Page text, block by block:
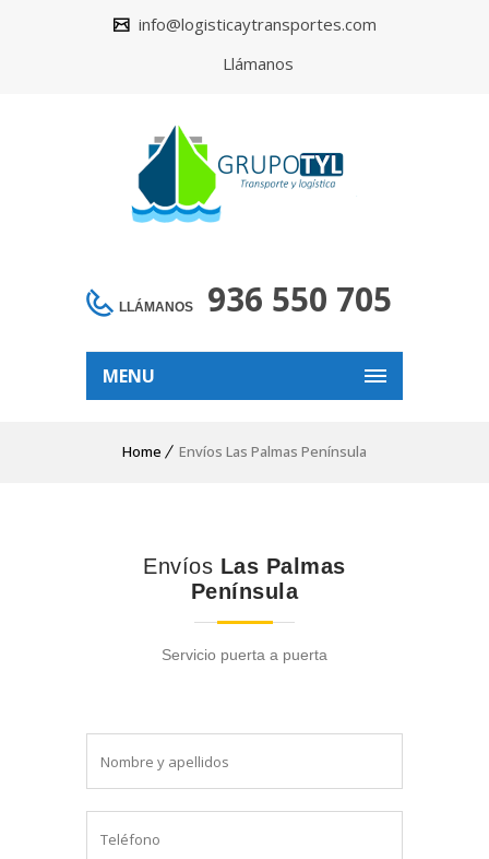
info@logisticaytransportes.com
Llámanos
LLÁMANOS 936 550 705
MENU
Home Envíos Las Palmas Península
Envíos Las Palmas
Península
Servicio puerta a puerta